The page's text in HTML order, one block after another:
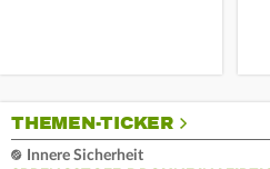
THEMEN-TICKER
Innere Sicherheit